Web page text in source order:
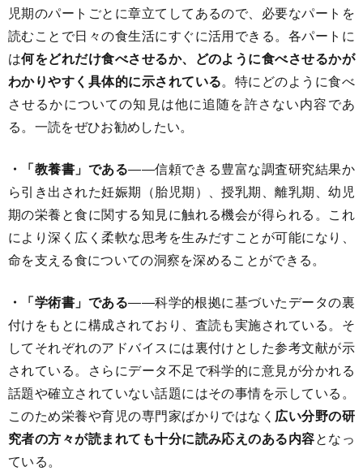
児期のパートごとに章立てしてあるので、必要なパートを
読むことで日々の食生活にすぐに活用できる。各パートに
は何をどれだけ食べさせるか、どのように食べさせるかが
わかりやすく具体的に示されている。特にどのように食べ
させるかについての知見は他に追随を許さない内容であ
る。一読をぜひお勧めしたい。
・「教養書」である――信頼できる豊富な調査研究結果か
ら引き出された妊娠期（胎児期）、授乳期、離乳期、幼児
期の栄養と食に関する知見に触れる機会が得られる。これ
により深く広く柔軟な思考を生みだすことが可能になり、
命を支える食についての洞察を深めることができる。
・「学術書」である――科学的根拠に基づいたデータの裏
付けをもとに構成されており、査読も実施されている。そ
してそれぞれのアドバイスには裏付けとした参考文献が示
されている。さらにデータ不足で科学的に意見が分かれる
話題や確立されていない話題にはその事情を示している。
このため栄養や育児の専門家ばかりではなく 広い分野の研
究者の方々が読まれても十分に読み応えのある内容となっ
ている。